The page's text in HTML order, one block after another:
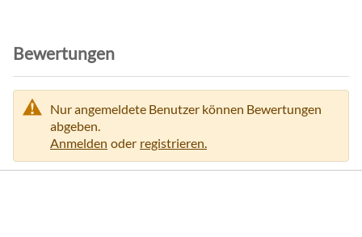
Bewertungen
Nur angemeldete Benutzer können Bewertungen
abgeben.
Anmelden oder registrieren.